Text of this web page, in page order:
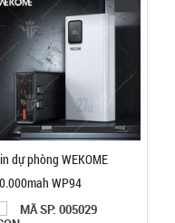
Đặt
Loa
dự phòng WEKOME
WP94
MÃ SP: 005029